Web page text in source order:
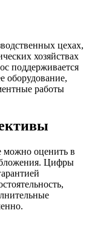
цехах,
хозяйствах
поддерживается
оборудование,
работы
можно оценить в
Цифры